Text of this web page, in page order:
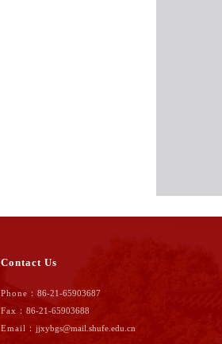
Contact Us
Phone： 86-21-65903687
Fax： 86-21-65903688
Email： jjxybgs@mail.shufe.edu.cn